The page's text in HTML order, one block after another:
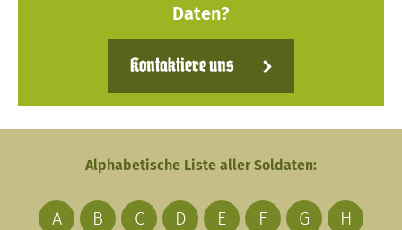
Daten?
Kontaktiere uns
Alphabetische Liste aller Soldaten:
A B C D E F G
H